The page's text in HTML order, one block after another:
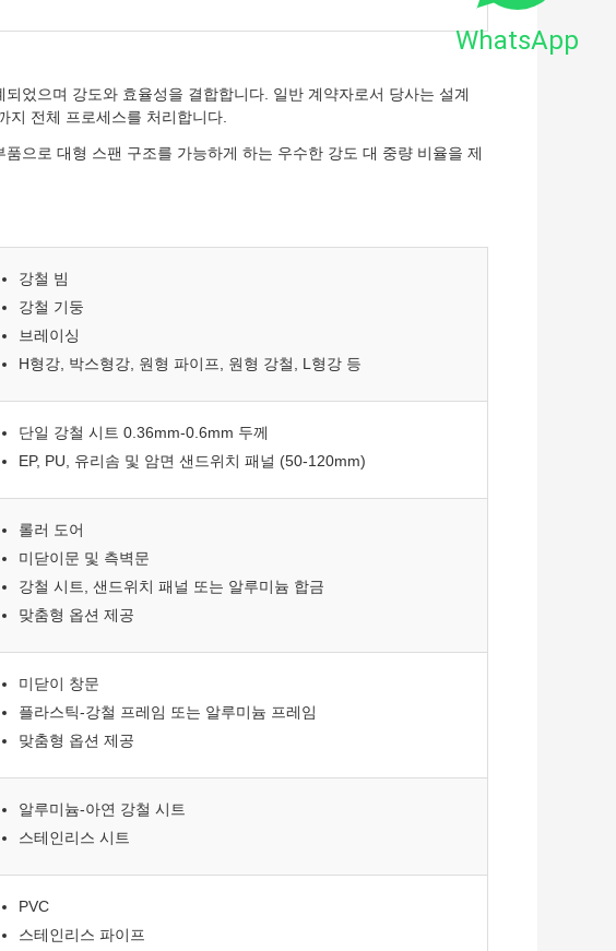
었으며 강도와 효율성을 결합합니다. 일반 계약자로서 당사는 설계
지 전체 프로세스를 처리합니다.
으로 대형 스팬 구조를 가능하게 하는 우수한 강도 대 중량 비율을 제
강철 빔
강철 기둥
브레이싱
H형강, 박스형강, 원형 파이프, 원형 강철, L형강 등
단일 강철 시트 0.36mm-0.6mm 두께
EP, PU, 유리솜 및 암면 샌드위치 패널 (50-120mm)
롤러 도어
미닫이문 및 측벽문
강철 시트, 샌드위치 패널 또는 알루미늄 합금
맞춤형 옵션 제공
미닫이 창문
플라스틱-강철 프레임 또는 알루미늄 프레임
맞춤형 옵션 제공
알루미늄-아연 강철 시트
스테인리스 시트
PVC
스테인리스 파이프
WhatsApp